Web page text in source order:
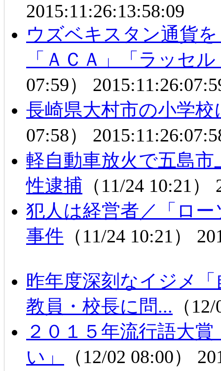
2015:11:26:13:58:09
ウズベキスタン通貨
「ＡＣＡ」「ラッセ
07:59）
長崎県大村市の小学
07:58）
軽自動車放火で五島
性逮捕 （11/24 10:21）
犯人は経営者／「ロ
事件 （11/24 10:21）
昨年度深刻なイジメ
教員・校長に問... （
２０１５年流行語大
い」
（12/02 08:00）